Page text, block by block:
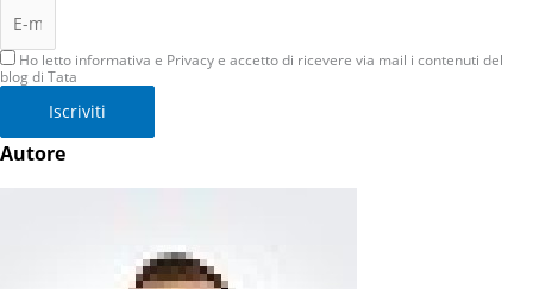
Ho letto informativa e Privacy e accetto di ricevere via mail i contenuti del
blog di Tata
Iscriviti
Autore